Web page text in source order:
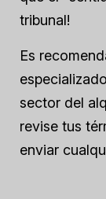
tribunal!
Es
sector del
revise tus
enviar